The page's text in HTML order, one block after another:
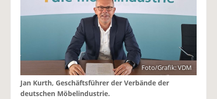
Foto/Grafik: VDM
Jan Kurth, Geschäftsführer der Verbände der
deutschen Möbelindustrie.